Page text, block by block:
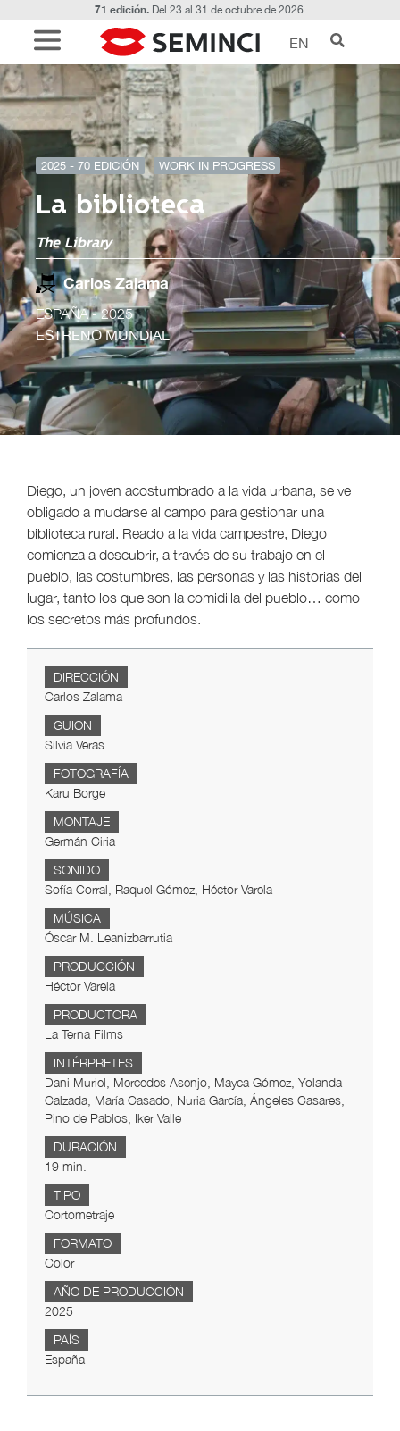
71 edición.Del 23 al 31 de octubre de 2026.
EN
2025 - 70 EDICIÓN WORK IN PROGRESS
La biblioteca
The Library
Carlos Zalama
ESPAÑA- 2025
ESTRENO MUNDIAL
Diego, un joven acostumbrado a la vida urbana, se ve
obligado a mudarse al campo para gestionar una
biblioteca rural. Reacio a la vida campestre, Diego
comienza a descubrir, a través de su trabajo en el
pueblo, las costumbres, las personas y las historias del
lugar, tanto los que son la comidilla del pueblo… como
los secretos más profundos.
DIRECCIÓN
Carlos Zalama
GUION
Silvia Veras
FOTOGRAFÍA
Karu Borge
MONTAJE
Germán Ciria
SONIDO
Sofía Corral, Raquel Gómez, Héctor Varela
MÚSICA
Óscar M. Leanizbarrutia
PRODUCCIÓN
Héctor Varela
PRODUCTORA
La Terna Films
INTÉRPRETES
Dani Muriel, Mercedes Asenjo, Mayca Gómez, Yolanda
Calzada, María Casado, Nuria García, Ángeles Casares,
Pino de Pablos, Iker Valle
DURACIÓN
19 min.
TIPO
Cortometraje
FORMATO
Color
AÑO DE PRODUCCIÓN
2025
PAÍS
España